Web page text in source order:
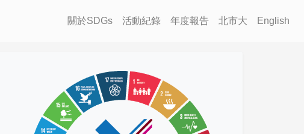
關於SDGs 活動紀錄 年度報告 北市大 English